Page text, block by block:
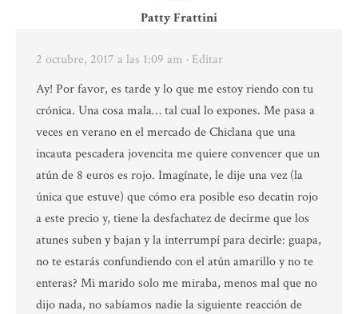
Patty Frattini
2 octubre, 2017 a las 1:09 am · Editar
Ay! Por favor, es tarde y lo que me estoy riendo con tu
crónica. Una cosa mala… tal cual lo expones. Me pasa a
veces en verano en el mercado de Chiclana que una
incauta pescadera jovencita me quiere convencer que un
atún de 8 euros es rojo. Imagínate, le dije una vez (la
única que estuve) que cómo era posible eso decatin rojo
a este precio y, tiene la desfachatez de decirme que los
atunes suben y bajan y la interrumpí para decirle: guapa,
no te estarás confundiendo con el atún amarillo y no te
enteras? Mi marido solo me miraba, menos mal que no
dijo nada, no sabíamos nadie la siguiente reacción de